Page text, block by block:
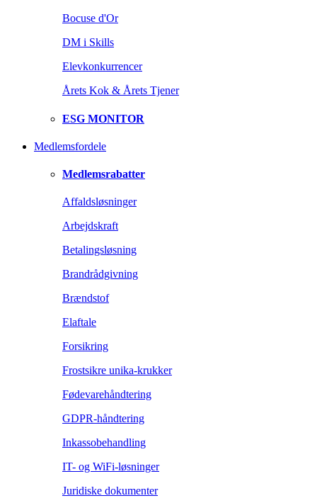
Bocuse d'Or
DM i Skills
Elevkonkurrencer
Årets Kok & Årets Tjener
ESG MONITOR
Medlemsfordele
Medlemsrabatter
Affaldsløsninger
Arbejdskraft
Betalingsløsning
Brandrådgivning
Brændstof
Elaftale
Forsikring
Frostsikre unika-krukker
Fødevarehåndtering
GDPR-håndtering
Inkassobehandling
IT- og WiFi-løsninger
Juridiske dokumenter